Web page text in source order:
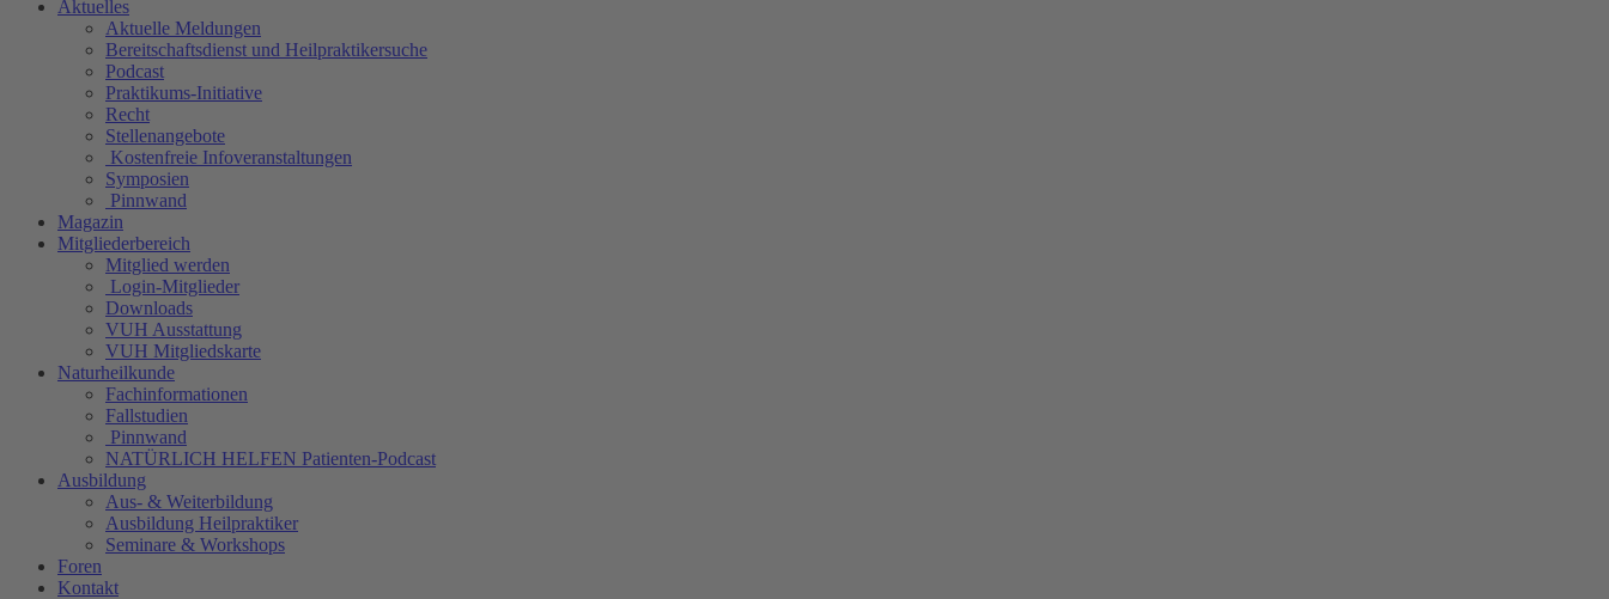
Aktuelles
Aktuelle Meldungen
Bereitschaftsdienst und Heilpraktikersuche
Podcast
Praktikums-Initiative
Recht
Stellenangebote
Kostenfreie Infoveranstaltungen
Symposien
Pinnwand
Magazin
Mitgliederbereich
Mitglied werden
Login-Mitglieder
Downloads
VUH Ausstattung
VUH Mitgliedskarte
Naturheilkunde
Fachinformationen
Fallstudien
Pinnwand
NATÜRLICH HELFEN Patienten-Podcast
Ausbildung
Aus- & Weiterbildung
Ausbildung Heilpraktiker
Seminare & Workshops
Foren
Kontakt